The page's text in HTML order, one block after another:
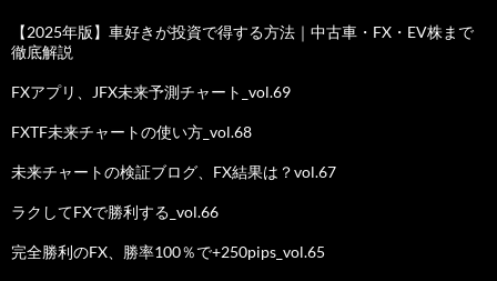
【2025年版】車好きが投資で得する方法｜中古車・FX・EV株まで
徹底解説
FXアプリ、JFX未来予測チャート_vol.69
FXTF未来チャートの使い方_vol.68
未来チャートの検証ブログ、FX結果は？vol.67
ラクしてFXで勝利する_vol.66
完全勝利のFX、勝率100％で+250pips_vol.65